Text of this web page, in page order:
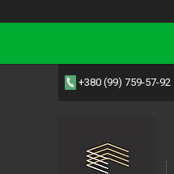
+380 (99) 759-57-92